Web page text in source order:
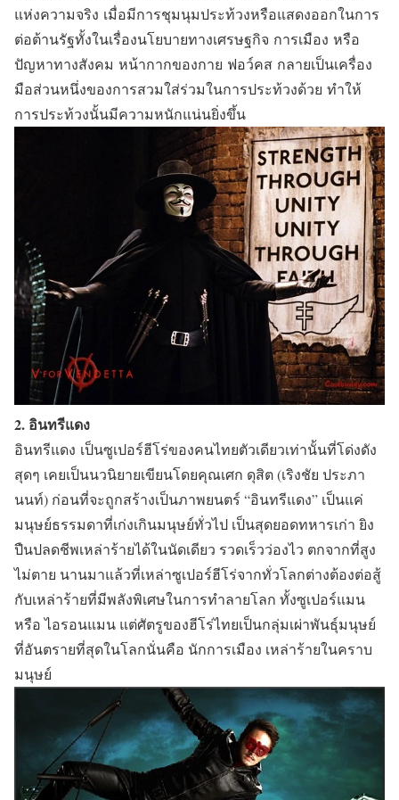
แห่งความจริง เมื่อมีการชุมนุมประท้วงหรือแสดงออกในการ
ต่อต้านรัฐทั้งในเรื่องนโยบายทางเศรษฐกิจ การเมือง หรือ
ปัญหาทางสังคม หน้ากากของกาย ฟอว์คส กลายเป็นเครื่อง
มือส่วนหนึ่งของการสวมใส่ร่วมในการประท้วงด้วย ทำให้
การประท้วงนั้นมีความหนักแน่นยิ่งขึ้น
2. อินทรีแดง
อินทรีแดง เป็นซูเปอร์ฮีโร่ของคนไทยตัวเดียวเท่านั้นที่โด่งดัง
สุดๆ เคยเป็นนวนิยายเขียนโดยคุณเศก ดุสิต (เริงชัย ประภา
นนท์) ก่อนที่จะถูกสร้างเป็นภาพยนตร์ “อินทรีแดง” เป็นแค่
มนุษย์ธรรมดาที่เก่งเกินมนุษย์ทั่วไป เป็นสุดยอดทหารเก่า ยิง
ปืนปลดชีพเหล่าร้ายได้ในนัดเดียว รวดเร็วว่องไว ตกจากที่สูง
ไม่ตาย นานมาแล้วที่เหล่าซูเปอร์ฮีโร่จากทั่วโลกต่างต้องต่อสู้
กับเหล่าร้ายที่มีพลังพิเศษในการทำลายโลก ทั้งซูเปอร์แมน
หรือ ไอรอนแมน แต่ศัตรูของฮีโร่ไทยเป็นกลุ่มเผ่าพันธุ์มนุษย์
ที่อันตรายที่สุดในโลกนั่นคือ นักการเมือง เหล่าร้ายในคราบ
มนุษย์